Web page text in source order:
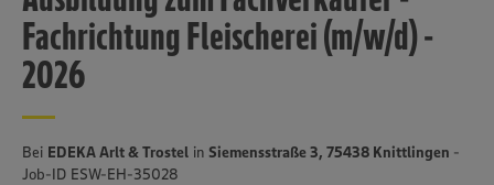
Fachrichtung Fleischerei (m/w/d) -
2026
Bei EDEKA Arlt & Trostel in Siemensstraße 3, 75438 Knittlingen -
Job-ID ESW-EH-35028